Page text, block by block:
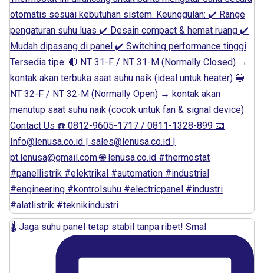
🌡️ Jaga suhu panel tetap stabil tanpa ribet! Smal